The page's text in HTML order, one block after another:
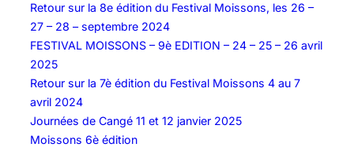
Retour sur la 8e édition du Festival Moissons, les 26 –
27 – 28 – septembre 2024
FESTIVAL MOISSONS – 9è EDITION – 24 – 25 – 26 avril
2025
Retour sur la 7è édition du Festival Moissons 4 au 7
avril 2024
Journées de Cangé 11 et 12 janvier 2025
Moissons 6è édition